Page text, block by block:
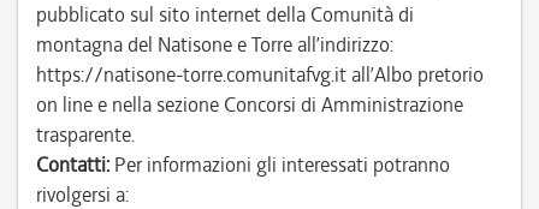
pubblicato sul sito internet della Comunità di
montagna del Natisone e Torre all’indirizzo:
https://natisone-torre.comunitafvg.it all’Albo pretorio
on line e nella sezione Concorsi di Amministrazione
trasparente.
Contatti: Per informazioni gli interessati potranno
rivolgersi a: